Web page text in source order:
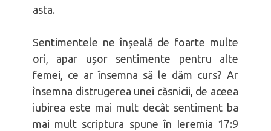
asta.
Sentimentele ne înșeală de foarte multe
ori, apar ușor sentimente pentru alte
femei, ce ar însemna să le dăm curs? Ar
însemna distrugerea unei căsnicii, de aceea
iubirea este mai mult decât sentiment ba
mai mult scriptura spune în Ieremia 17:9